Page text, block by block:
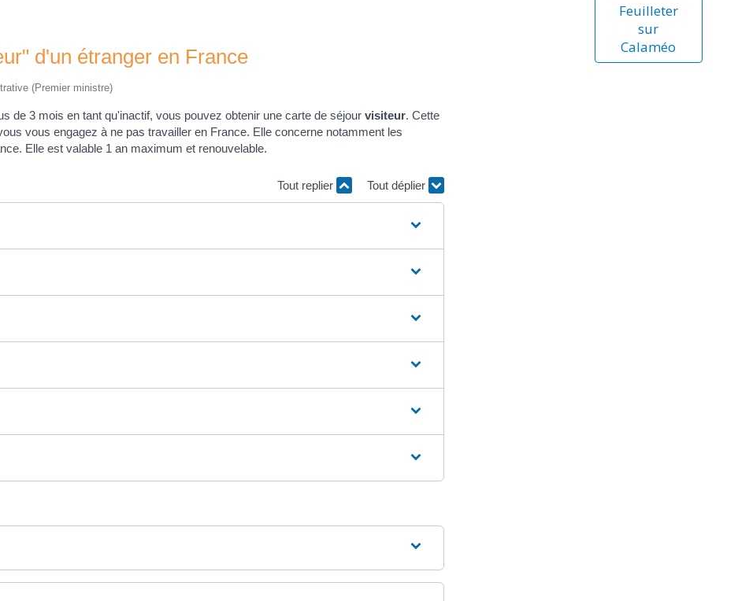
d'un étranger en France
(Premier ministre)
de 3 mois en tant qu'inactif, vous pouvez obtenir une carte de séjour visiteur. Cette
vous engagez à ne pas travailler en France. Elle concerne notamment les
Elle est valable 1 an maximum et renouvelable.
Tout replier Tout déplier
Feuilleter
sur
Calaméo